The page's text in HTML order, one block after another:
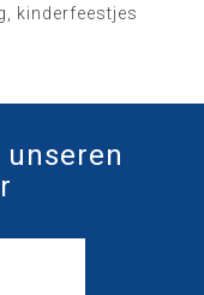
kinderfeestjes